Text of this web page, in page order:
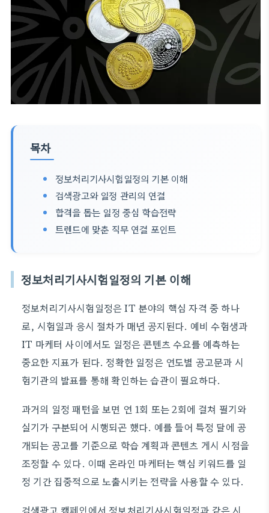
목차
정보처리기사시험일정의 기본 이해
검색광고와 일정 관리의 연결
합격을 돕는 일정 중심 학습전략
트렌드에 맞춘 직무 연결 포인트
정보처리기사시험일정의 기본 이해
정보처리기사시험일정은 IT 분야의 핵심 자격 중 하나
로, 시험일과 응시 절차가 매년 공지된다. 예비 수험생과
IT 마케터 사이에서도 일정은 콘텐츠 수요를 예측하는
중요한 지표가 된다. 정확한 일정은 연도별 공고문과 시
험기관의 발표를 통해 확인하는 습관이 필요하다.
과거의 일정 패턴을 보면 연 1회 또는 2회에 걸쳐 필기와
실기가 구분되어 시행되곤 했다. 예를 들어 특정 달에 공
개되는 공고를 기준으로 학습 계획과 콘텐츠 게시 시점을
조정할 수 있다. 이때 온라인 마케터는 핵심 키워드를 일
정 기간 집중적으로 노출시키는 전략을 사용할 수 있다.
검색광고 캠페인에서 정보처리기사시험일정과 같은 시